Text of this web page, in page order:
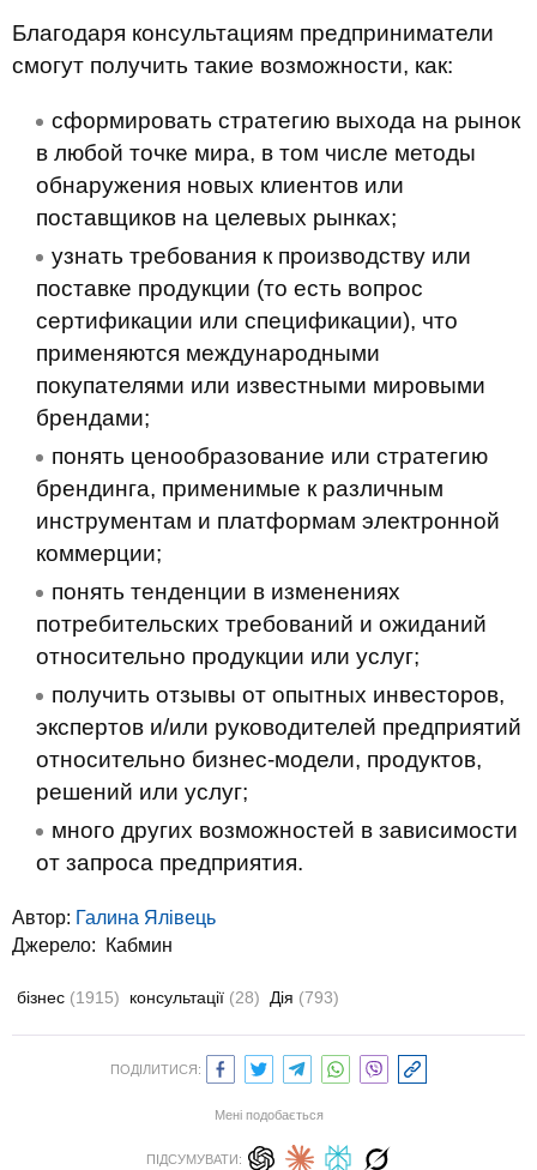
Благодаря консультациям предприниматели
смогут получить такие возможности, как:
сформировать стратегию выхода на рынок
в любой точке мира, в том числе методы
обнаружения новых клиентов или
поставщиков на целевых рынках;
узнать требования к производству или
поставке продукции (то есть вопрос
сертификации или спецификации), что
применяются международными
покупателями или известными мировыми
брендами;
понять ценообразование или стратегию
брендинга, применимые к различным
инструментам и платформам электронной
коммерции;
понять тенденции в изменениях
потребительских требований и ожиданий
относительно продукции или услуг;
получить отзывы от опытных инвесторов,
экспертов и/или руководителей предприятий
относительно бизнес-модели, продуктов,
решений или услуг;
много других возможностей в зависимости
от запроса предприятия.
Автор: Галина Ялівець
Джерело:
Кабмин
бізнес (1915) консультації (28) Дія (793)
ПОДІЛИТИСЯ:
Мені подобається
ПІДСУМУВАТИ: